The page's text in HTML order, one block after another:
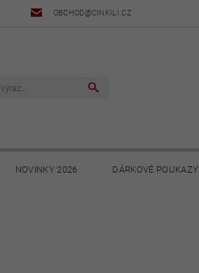
OBCHOD@CINKILI.CZ
NOVINKY 2026 DÁRKOVÉ POUKAZY